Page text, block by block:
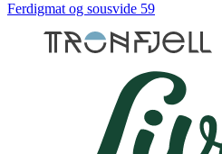
Ferdigmat og sousvide 59